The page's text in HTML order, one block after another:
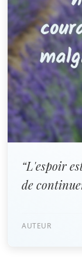
“L'espoir
de
AUTEUR